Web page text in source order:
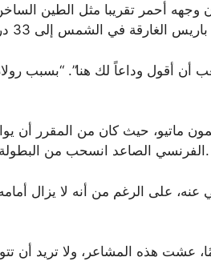
وجهه أحمر تقريبا مثل الطين
أن أقول وداعاً لك هنا”. “بسبب
ماتيو، حيث كان من المقرر أن
الفرنسي الصاعد انسحب من البطولة بسبب مشكلة في الفخذ.
على الرغم من أنه لا يزال
فافرينكا: “على مدار أكثر من 20 عامًا، عشت هذه